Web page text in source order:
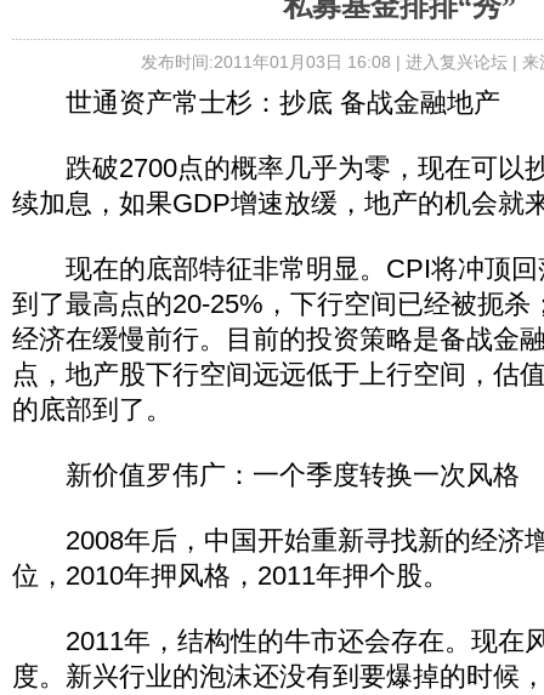
发布时间:2011年01月03日 16:08 | 进入复兴论坛| 来
世通资产常士杉：抄底 备战金融地产
跌破2700点的概率几乎为零，现在可以
续加息，如果GDP增速放缓，地产的机会就
现在的底部特征非常明显。CPI将冲顶回
到了最高点的20-25%，下行空间已经被扼杀
经济在缓慢前行。目前的投资策略是备战金
点，地产股下行空间远远低于上行空间，估
的底部到了。
新价值罗伟广：一个季度转换一次风格
2008年后，中国开始重新寻找新的经济
位，2010年押风格，2011年押个股。
2011年，结构性的牛市还会存在。现在
度。新兴行业的泡沫还没有到要爆掉的时候